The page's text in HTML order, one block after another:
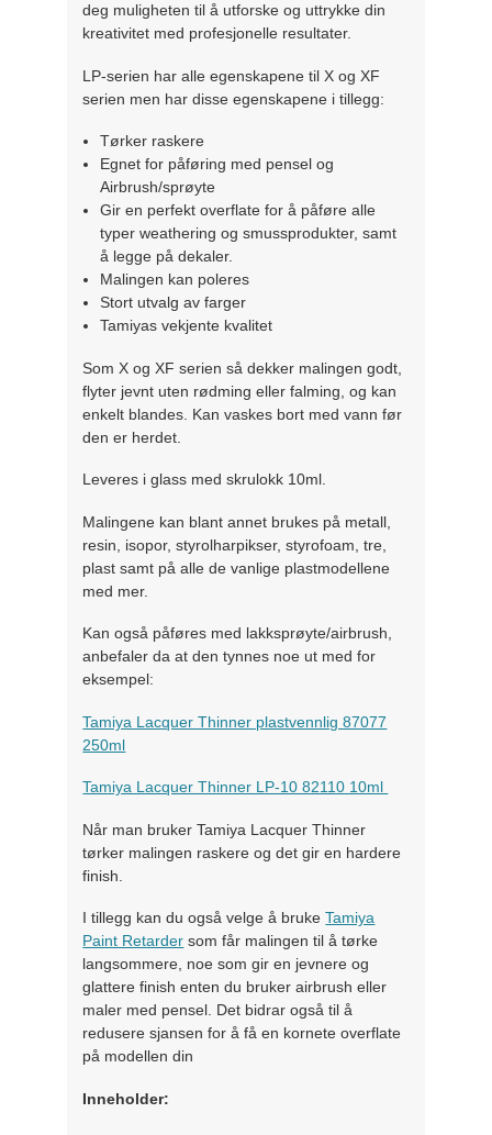
deg muligheten til å utforske og uttrykke din
kreativitet med profesjonelle resultater.
LP-serien har alle egenskapene til X og XF
serien men har disse egenskapene i tillegg:
Tørker raskere
Egnet for påføring med pensel og
Airbrush/sprøyte
Gir en perfekt overflate for å påføre alle
typer weathering og smussprodukter, samt
å legge på dekaler.
Malingen kan poleres
Stort utvalg av farger
Tamiyas vekjente kvalitet
Som X og XF serien så dekker malingen godt,
flyter jevnt uten rødming eller falming, og kan
enkelt blandes. Kan vaskes bort med vann før
den er herdet.
Leveres i glass med skrulokk 10ml.
Malingene kan blant annet brukes på metall,
resin, isopor, styrolharpikser, styrofoam, tre,
plast samt på alle de vanlige plastmodellene
med mer.
Kan også påføres med lakksprøyte/airbrush,
anbefaler da at den tynnes noe ut med for
eksempel:
Tamiya Lacquer Thinner plastvennlig 87077
250ml
Tamiya Lacquer Thinner LP-10 82110 10ml
Når man bruker Tamiya Lacquer Thinner
tørker malingen raskere og det gir en hardere
finish.
I tillegg kan du også velge å brukeTamiya
Paint Retarder som får malingen til å tørke
langsommere, noe som gir en jevnere og
glattere finish enten du bruker airbrush eller
maler med pensel. Det bidrar også til å
redusere sjansen for å få en kornete overflate
på modellen din
Inneholder: